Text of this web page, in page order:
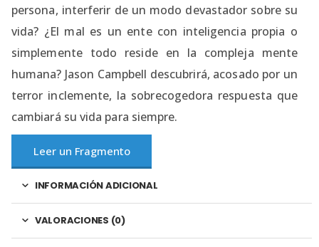
persona, interferir de un modo devastador sobre su
vida? ¿El mal es un ente con inteligencia propia o
simplemente todo reside en la compleja mente
humana? Jason Campbell descubrirá, acosado por un
terror inclemente, la sobrecogedora respuesta que
cambiará su vida para siempre.
Leer un Fragmento
INFORMACIÓN ADICIONAL
VALORACIONES (0)